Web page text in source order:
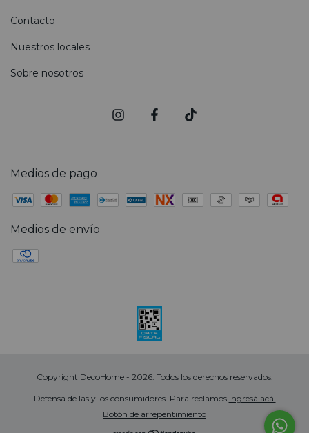
Contacto
Nuestros locales
Sobre nosotros
Medios de pago
Medios de envío
Copyright DecoHome - 2026. Todos los derechos reservados.
Defensa de las y los consumidores. Para reclamos ingresá acá.
Botón de arrepentimiento